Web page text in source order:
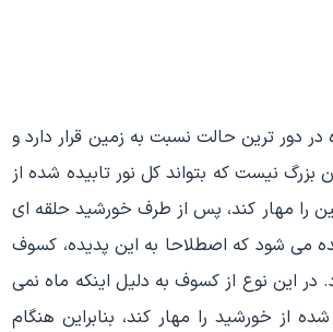
دور ترین حالت نسبت به زمین قرار دارد و
بزرگ نیست که بتواند کل نور تابیده شده از
را مهار کند، پس از طرف خورشید حلقه ای
می شود که اصطلاحا به این پدیده، کسوف
این نوع از کسوف به دلیل اینکه ماه نمی
از خورشید را مهار کند، بنابراین هنگام